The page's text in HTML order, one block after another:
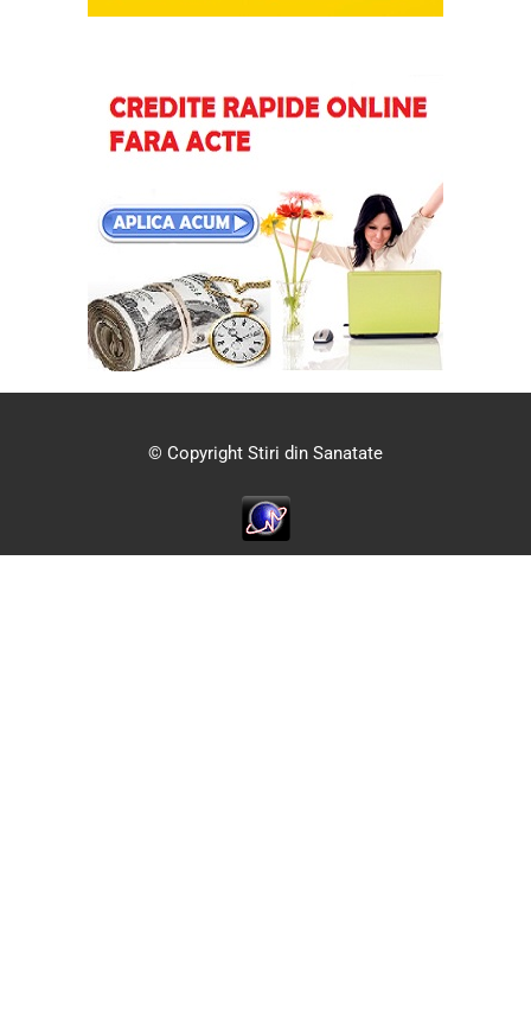
© Copyright Stiri din Sanatate